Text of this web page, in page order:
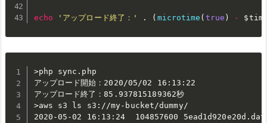
echo 'アップロード終了：' . ( microtime ( true ) -
>php sync.php
アップロード開始：2020/05/02 16:13:22
アップロード終了：85.937815189362秒
>aws s3 ls s3://my-bucket/dummy/
2020-05-02 16:13:24  104857600 5ead1d920e20d.dat